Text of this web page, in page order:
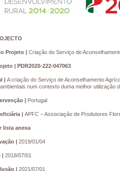
Projeto | Criação do Serviço de
| PDR2020-222-047063
| A criação do Serviço de Aconselhamento
num contexto duma melhor utilização
| Portugal
| APFC – Associação de Produtores
lista anexa
| 2019/01/04
| 2018/07/01
| 2021/07/01